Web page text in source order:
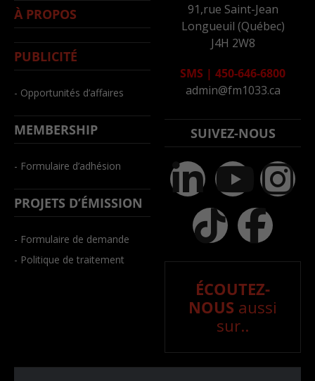
À PROPOS
PUBLICITÉ
- Opportunités d’affaires
MEMBERSHIP
- Formulaire d’adhésion
PROJETS D’ÉMISSION
- Formulaire de demande
- Politique de traitement
91,rue Saint-Jean
Longueuil (Québec)
J4H 2W8
SMS | 450-646-6800
admin@fm1033.ca
SUIVEZ-NOUS
ÉCOUTEZ-
NOUS aussi
sur..